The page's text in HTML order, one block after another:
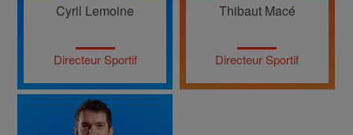
Cyril Lemoine
Directeur Sportif
Thibaut Macé
Directeur Sportif